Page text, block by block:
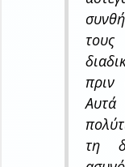
πριν
τη